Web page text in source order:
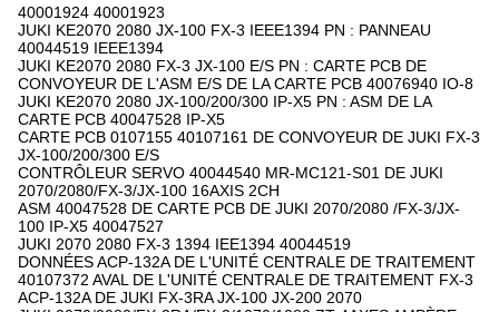
40001924 40001923
JUKI KE2070 2080 JX-100 FX-3 IEEE1394 PN : PANNEAU
40044519 IEEE1394
JUKI KE2070 2080 FX-3 JX-100 E/S PN : CARTE PCB DE
CONVOYEUR DE L'ASM E/S DE LA CARTE PCB 40076940 IO-8
JUKI KE2070 2080 JX-100/200/300 IP-X5 PN : ASM DE LA
CARTE PCB 40047528 IP-X5
CARTE PCB 0107155 40107161 DE CONVOYEUR DE JUKI FX-3
JX-100/200/300 E/S
CONTRÔLEUR SERVO 40044540 MR-MC121-S01 DE JUKI
2070/2080/FX-3/JX-100 16AXIS 2CH
ASM 40047528 DE CARTE PCB DE JUKI 2070/2080 /FX-3/JX-
100 IP-X5 40047527
JUKI 2070 2080 FX-3 1394 IEE1394 40044519
DONNÉES ACP-132A DE L'UNITÉ CENTRALE DE TRAITEMENT
40107372 AVAL DE L'UNITÉ CENTRALE DE TRAITEMENT FX-3
ACP-132A DE JUKI FX-3RA JX-100 JX-200 2070